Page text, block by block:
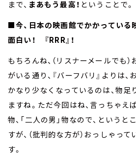
まで、 まあもう最高！ ということで。
■今、日本の映画館でかかっている
面白い！ 『RRR』！
もちろんね、（リスナーメールでも
がいる通り、『バーフバリ』よりは、
かなり少なくなっているのは、物足
ますね。ただ今回はね、言っちゃえ
物、「二人の男」物なので、という
すが、（批判的な方が）おっしゃっ
す。